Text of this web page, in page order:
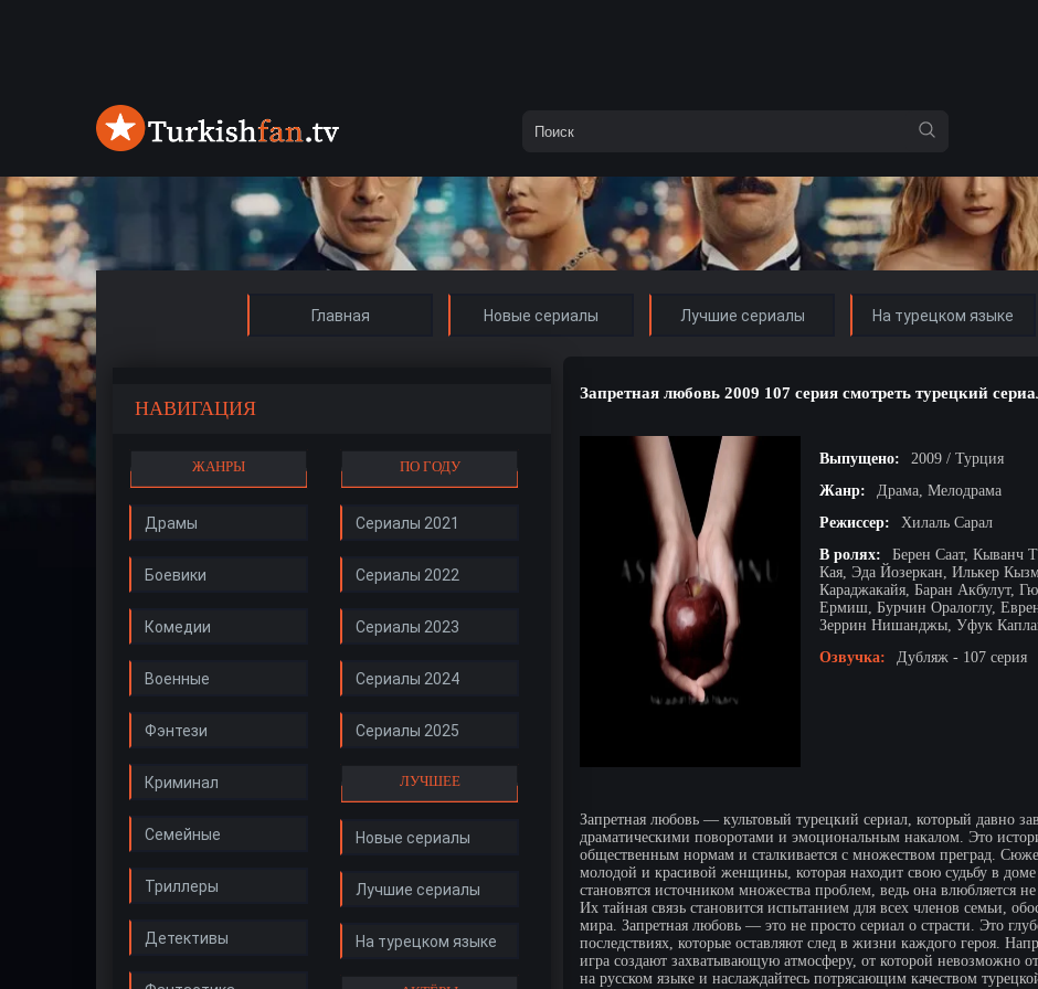
Главная Новые сериалы Лучшие сериалы На турецком языке
НАВИГАЦИЯ
ЖАНРЫ
Драмы
Боевики
Комедии
Военные
Фэнтези
Криминал
Семейные
Триллеры
Детективы
ПО ГОДУ
Сериалы 2021
Сериалы 2022
Сериалы 2023
Сериалы 2024
Сериалы 2025
ЛУЧШЕЕ
Новые сериалы
Лучшие сериалы
На турецком языке
Запретная любовь 2009 107 серия смотреть турецкий
Выпущено:
2009 / Турция
Жанр:
Драма, Мелодрама
Режиссер:
Хилаль Сарал
В ролях:
Берен Саат, Кыванч
Кая, Эда Йозеркан, Илькер
Караджакайя, Баран Акбулут,
Ермиш, Бурчин Оралоглу,
Зеррин Нишанджы, Уфук
Озвучка:
Дубляж - 107 серия
Запретная любовь — культовый турецкий сериал, который давно
драматическими поворотами и эмоциональным накалом. Это
общественным нормам и сталкивается с множеством преград.
молодой и красивой женщины, которая находит свою судьбу в
становятся источником множества проблем, ведь она влюбляется
Их тайная связь становится испытанием для всех членов семьи,
мира. Запретная любовь — это не просто сериал о страсти. Это
последствиях, которые оставляют след в жизни каждого героя.
игра создают захватывающую атмосферу, от которой невозможно
на русском языке и наслаждайтесь потрясающим качеством